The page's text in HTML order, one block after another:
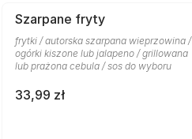
Szarpane fryty
frytki / autorska szarpana wieprzowina /
ogórki kiszone lub jalapeno / grillowana
lub prażona cebula / sos do wyboru
33,99 zł